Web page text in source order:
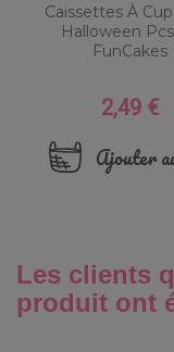
Caissettes À
Halloween
FunCakes
Prix
2,49 €
Ajouter
Les clients
produit ont